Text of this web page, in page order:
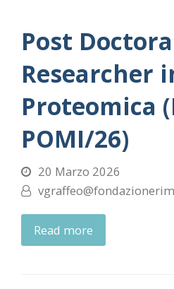
Post
Researcher
Proteomica
POMI/26)
20 Marzo 2026
Read more